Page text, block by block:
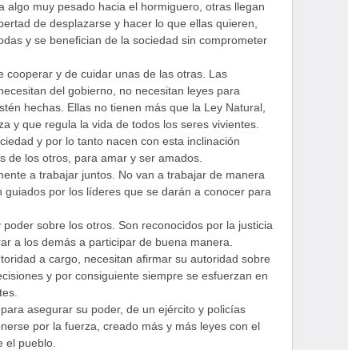
algo muy pesado hacia el hormiguero, otras llegan
de desplazarse y hacer lo que ellas quieren,
y se benefician de la sociedad sin comprometer
cooperar y de cuidar unas de las otras. Las
del gobierno, no necesitan leyes para
hechas. Ellas no tienen más que la Ley Natural,
y que regula la vida de todos los seres vivientes.
y por lo tanto nacen con esta inclinación
de los otros, para amar y ser amados.
a trabajar juntos. No van a trabajar de manera
por los líderes que se darán a conocer para
sobre los otros. Son reconocidos por la justicia
a los demás a participar de buena manera.
a cargo, necesitan afirmar su autoridad sobre
y por consiguiente siempre se esfuerzan en
asegurar su poder, de un ejército y policías
por la fuerza, creado más y más leyes con el
el pueblo.